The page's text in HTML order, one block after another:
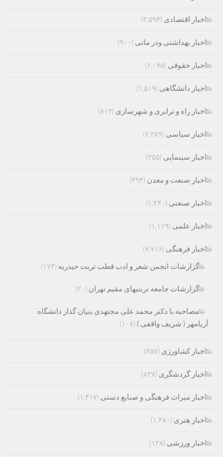
اخبار اقتصادی (۳,۵۹۳)
اخبار بهداشتی ودر مانی (۹۰۰)
اخبار حقوقی (۶,۰۷۵)
اخبار دانشگاهی (۱,۵۱۹)
اخبار راه و ترابری و شهرسازی (۸۱۳)
اخبار سیاسی (۶,۳۸۹)
اخبار سینمایی (۲۵۵)
اخبار صنعت و معدن (۴۹۴)
اخبار صنعتی (۱,۲۳۰)
اخبار علمی (۱,۱۱۹)
اخبار فرهنگی (۷,۷۱۶)
گزارشات انجمن شعر و ادب قطب تربت حیدریه (۱۷۴)
گزارشات جامعه تربتیهای مقیم تهران (۲۰)
مصاحبه با دکتر محمد علی مجتهدی بنیان گذار دانشگاه
آریامهر ( شریف واقفی ) (۱۰۷)
اخبار کشاورزی (۴۵۷)
اخبار گردشگری (۸۳۷)
اخبار میراث فرهنگی و صنایع دستی (۱,۴۱۷)
اخبار هنری (۱,۴۸۰)
اخبار ورزشی (۱۲۸)